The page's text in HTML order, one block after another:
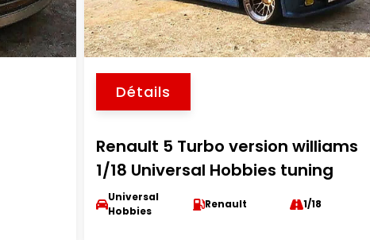
Détails
Renault 5 Turbo version williams
1/18 Universal Hobbies tuning
Universal
Hobbies
Renault 1/18